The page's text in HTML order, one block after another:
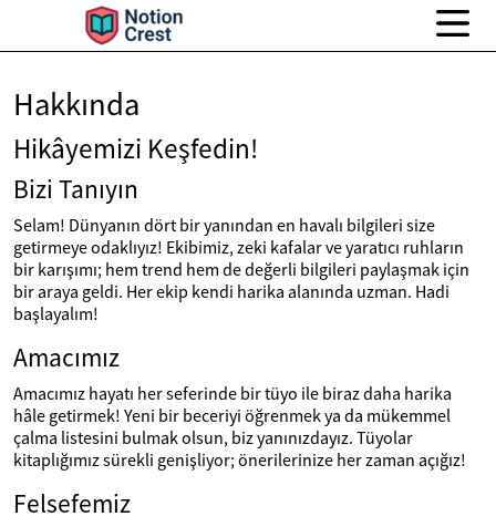
Hakkında
Hikâyemizi Keşfedin!
Bizi Tanıyın
Selam! Dünyanın dört bir yanından en havalı bilgileri size
getirmeye odaklıyız! Ekibimiz, zeki kafalar ve yaratıcı ruhların
bir karışımı; hem trend hem de değerli bilgileri paylaşmak için
bir araya geldi. Her ekip kendi harika alanında uzman. Hadi
başlayalım!
Amacımız
Amacımız hayatı her seferinde bir tüyo ile biraz daha harika
hâle getirmek! Yeni bir beceriyi öğrenmek ya da mükemmel
çalma listesini bulmak olsun, biz yanınızdayız. Tüyolar
kitaplığımız sürekli genişliyor; önerilerinize her zaman açığız!
Felsefemiz